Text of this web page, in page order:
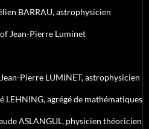
BARRAU, astrophysicien
Jean-Pierre Luminet
Pierre LUMINET, astrophysicien
agrégé de mathématiques
ASLANGUL, physicien théoricien